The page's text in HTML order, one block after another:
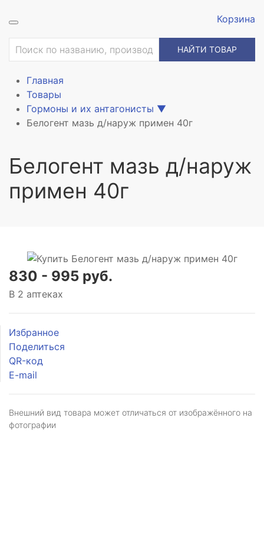
Корзина
НАЙТИ ТОВАР
Главная
Товары
Гормоны и их антагонисты ▼
Белогент мазь д/наруж примен 40г
Белогент мазь д/наруж
примен 40г
830 - 995 руб.
В 2 аптеках
Избранное
Поделиться
QR-код
E-mail
Внешний вид товара может отличаться от изображённого на
фотографии